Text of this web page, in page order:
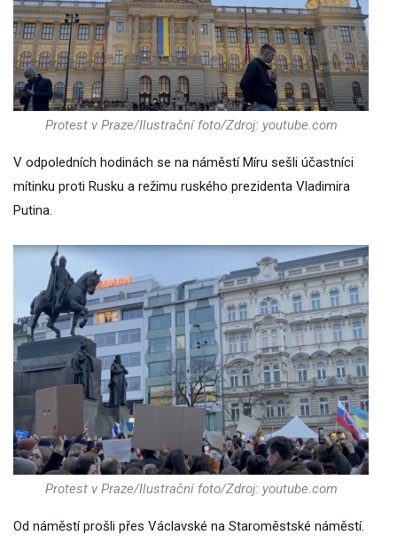
Protest v Praze/Ilustrační foto/Zdroj: youtube.com
V odpoledních hodinách se na náměstí Míru sešli účastníci
mítinku proti Rusku a režimu ruského prezidenta Vladimira
Putina.
Protest v Praze/Ilustrační foto/Zdroj: youtube.com
Od náměstí prošli přes Václavské na Staroměstské náměstí.